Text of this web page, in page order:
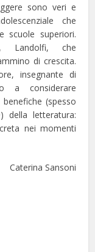
sono veri e
che
scuole superiori.
Landolfi, che
di crescita.
insegnante di
a considerare
(spesso
della letteratura:
nei momenti
Caterina Sansoni